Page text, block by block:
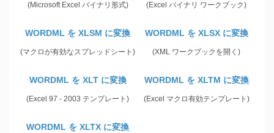
(Microsoft Excel バイナリ形式) (Excel バイナリ ワークブック)
WORDML を XLSM に変換
(マクロが有効なスプレッドシート)
WORDML を XLSX に変換
(XML ワークブックを開く)
WORDML を XLT に変換
(Excel 97 - 2003 テンプレート)
WORDML を XLTM に変換
(Excel マクロ有効テンプレート)
WORDML を XLTX に変換